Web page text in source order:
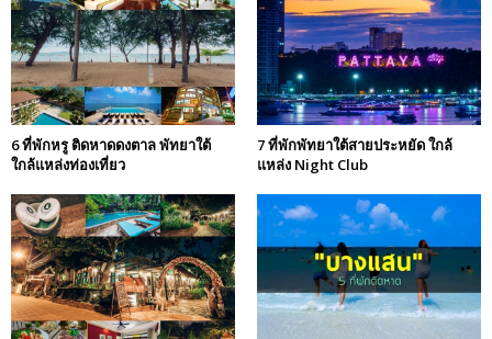
6 ที่พักหรู ติดหาดดงตาล พัทยาใต้
ใกล้แหล่งท่องเที่ยว
7 ที่พักพัทยาใต้สายประหยัด ใกล้
แหล่ง Night Club